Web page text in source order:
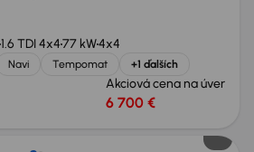
1.6 TDI 4x477 kW4x4
Navi Tempomat +1 ďalších
Akciová cena na úver
6 700 €